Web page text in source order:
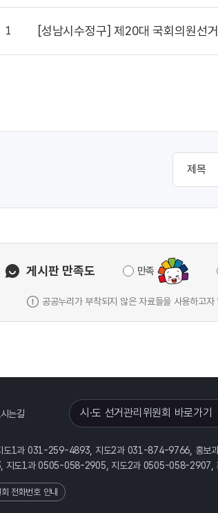
1 [성남시수정구] 제20대 국회의원선
게시판 만족도 만족
공공누리가 부착되지 않은 자료들을 사용하고
는길 시·도 선거관리위원회 바로가기
1과 031-259-4893, 지도2과 031-874-9766, 홍보
지도1과 0505-058-2905, 지도2과 0505-058-
회 전화번호 안내